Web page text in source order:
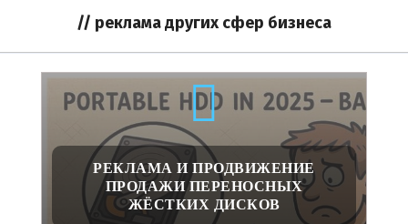
// реклама других сфер бизнеса
РЕКЛАМА И ПРОДВИЖЕНИЕ
ПРОДАЖИ ПЕРЕНОСНЫХ
ЖЁСТКИХ ДИСКОВ